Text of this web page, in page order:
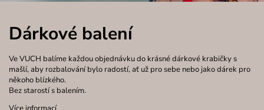
Dárkové balení
Ve VUCH balíme každou objednávku do krásné dárkové krabičky s
mašlí, aby rozbalování bylo radostí, ať už pro sebe nebo jako dárek pro
někoho blízkého.
Bez starostí s balením.